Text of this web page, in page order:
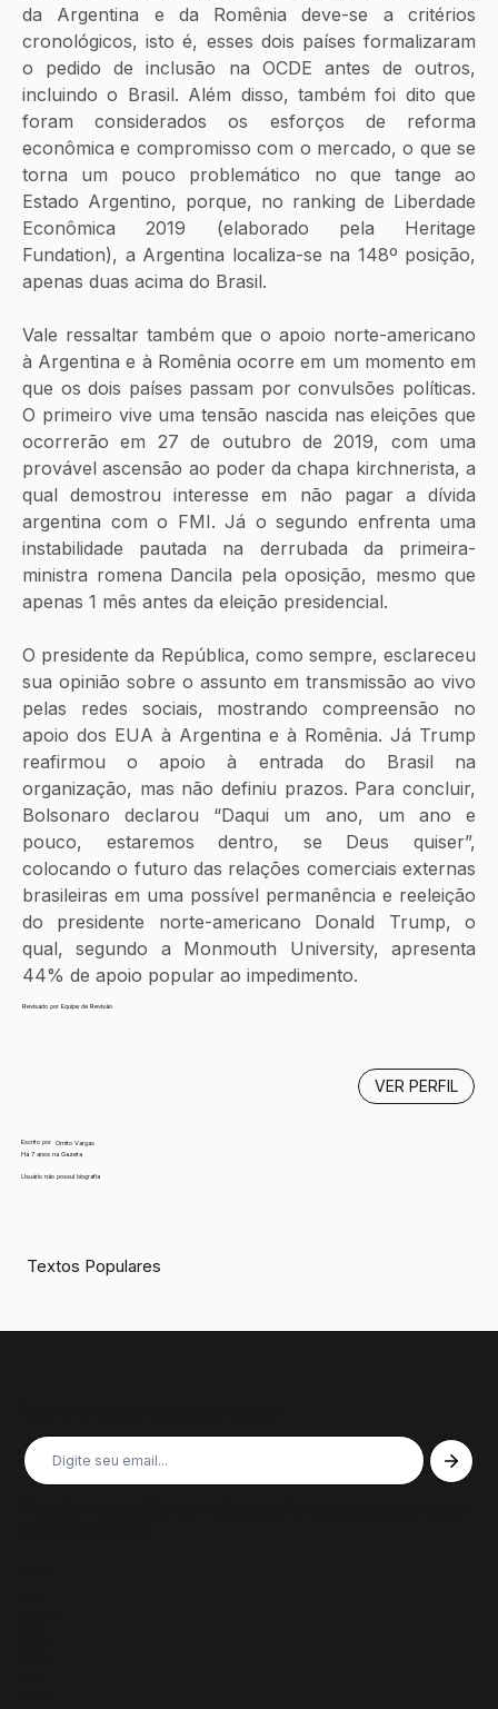
da Argentina e da Romênia deve-se a critérios
cronológicos, isto é, esses dois países formalizaram
o pedido de inclusão na OCDE antes de outros,
incluindo o Brasil. Além disso, também foi dito que
foram considerados os esforços de reforma
econômica e compromisso com o mercado, o que se
torna um pouco problemático no que tange ao
Estado Argentino, porque, no ranking de Liberdade
Econômica 2019 (elaborado pela Heritage
Fundation), a Argentina localiza-se na 148º posição,
apenas duas acima do Brasil.
Vale ressaltar também que o apoio norte-americano
à Argentina e à Romênia ocorre em um momento em
que os dois países passam por convulsões políticas.
O primeiro vive uma tensão nascida nas eleições que
ocorrerão em 27 de outubro de 2019, com uma
provável ascensão ao poder da chapa kirchnerista, a
qual demostrou interesse em não pagar a dívida
argentina com o FMI. Já o segundo enfrenta uma
instabilidade pautada na derrubada da primeira-
ministra romena Dancila pela oposição, mesmo que
apenas 1 mês antes da eleição presidencial.
O presidente da República, como sempre, esclareceu
sua opinião sobre o assunto em transmissão ao vivo
pelas redes sociais, mostrando compreensão no
apoio dos EUA à Argentina e à Romênia. Já Trump
reafirmou o apoio à entrada do Brasil na
organização, mas não definiu prazos. Para concluir,
Bolsonaro declarou “Daqui um ano, um ano e
pouco, estaremos dentro, se Deus quiser”,
colocando o futuro das relações comerciais externas
brasileiras em uma possível permanência e reeleição
do presidente norte-americano Donald Trump, o
qual, segundo a Monmouth University, apresenta
44% de apoio popular ao impedimento.
Revisado por Equipe de Revisão
Escrito por
Ornito Vargas
Há 7 anos na Gazeta
Usuário não possui biografia
VER PERFIL
Textos Populares